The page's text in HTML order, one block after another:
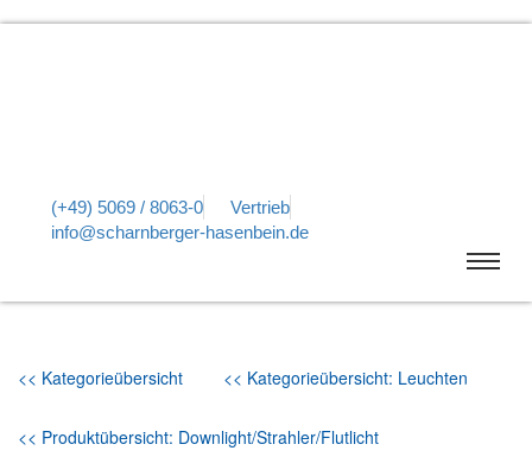
(+49) 5069 / 8063-0
Vertrieb
info@scharnberger-hasenbein.de
<< Kategorieübersicht << Kategorieübersicht: Leuchten
<< Produktübersicht: Downlight/Strahler/Flutlicht